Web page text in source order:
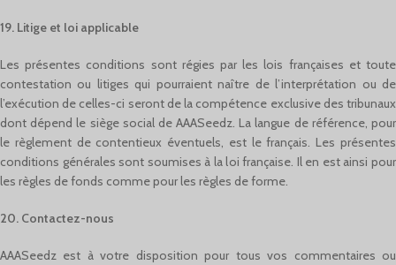
19. Litige et loi applicable
Les présentes conditions sont régies par les lois françaises et toute
contestation ou litiges qui pourraient naître de l’interprétation ou de
l’exécution de celles-ci seront de la compétence exclusive des tribunaux
dont dépend le siège social de AAASeedz. La langue de référence, pour
le règlement de contentieux éventuels, est le français. Les présentes
conditions générales sont soumises à la loi française. Il en est ainsi pour
les règles de fonds comme pour les règles de forme.
20. Contactez-nous
AAASeedz est à votre disposition pour tous vos commentaires ou